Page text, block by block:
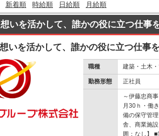
新着順 時給順 日給順 月給順
いを活かして、誰かの役に立つ仕事
いを活かして、誰かの役に立つ仕事
職種 建築・土木
勤務形態 正社員
～伊藤忠商
月30ｈ・働
備の保守管
舎、商業施
囲：なし】